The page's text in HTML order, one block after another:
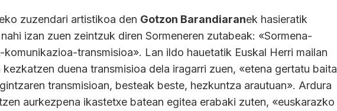
zuzendari artistikoa den Gotzon Barandiaranek hasieratik
izan zuen zeintzuk diren Sormeneren zutabeak: «Sormena-
komunikazioa-transmisioa». Lan ildo hauetatik Euskal Herri mailan
kezkatzen duena transmisioa dela iragarri zuen, «etena gertatu baita
transmisioan, besteak beste, hezkuntza arautuan». Ardura
aurkezpena ikastetxe batean egitea erabaki zuten, «euskarazko